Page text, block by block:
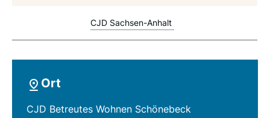
CJD Sachsen-Anhalt
Ort
CJD Betreutes Wohnen Schönebeck